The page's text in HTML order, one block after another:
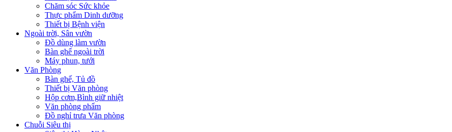
Chăm sóc Sức khỏe
Thực phẩm Dinh dưỡng
Thiết bị Bệnh viện
Ngoài trời, Sân vườn
Đồ dùng làm vườn
Bàn ghế ngoài trời
Máy phun, tưới
Văn Phòng
Bàn ghế, Tủ đồ
Thiết bị Văn phòng
Hộp cơm,Bình giữ nhiệt
Văn phòng phẩm
Đồ nghỉ trưa Văn phòng
Chuỗi Siêu thị